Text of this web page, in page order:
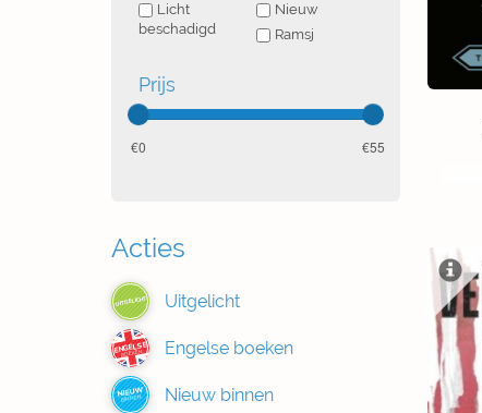
Licht
beschadigd
Nieuw
Ramsj
Prijs
0 55
Acties
UITGELICHT Uitgelicht
ENGELSE
BOEKEN Engelse boeken
NIEUW
BINNEN Nieuw binnen